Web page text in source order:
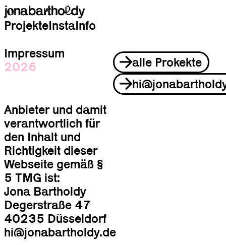
ProjekteInstaInfo
Impressum
2026
alle Prokekte
Anbieter und damit
verantwortlich für
den Inhalt und
Richtigkeit dieser
Webseite gemäß §
5 TMG ist:
Jona Bartholdy
Degerstraße 47
40235 Düsseldorf
hi@jonabartholdy.de